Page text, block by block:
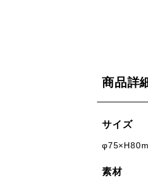
商品詳
サイズ
素材